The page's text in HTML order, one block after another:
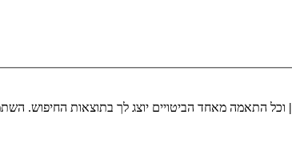
| וכל התאמה מאחד הביטויים יוצג לך בתוצאות החיפוש.